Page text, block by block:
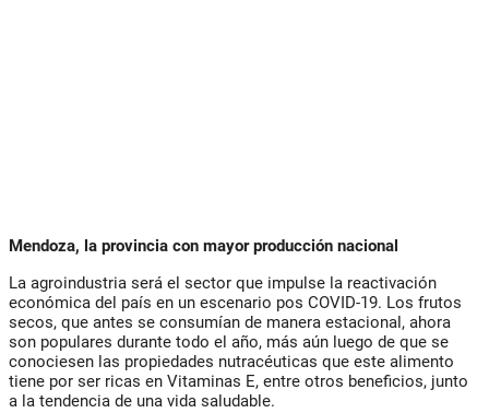
Mendoza, la provincia con mayor producción nacional
La agroindustria será el sector que impulse la reactivación
económica del país en un escenario pos COVID-19. Los frutos
secos, que antes se consumían de manera estacional, ahora
son populares durante todo el año, más aún luego de que se
conociesen las propiedades nutracéuticas que este alimento
tiene por ser ricas en Vitaminas E, entre otros beneficios, junto
a la tendencia de una vida saludable.